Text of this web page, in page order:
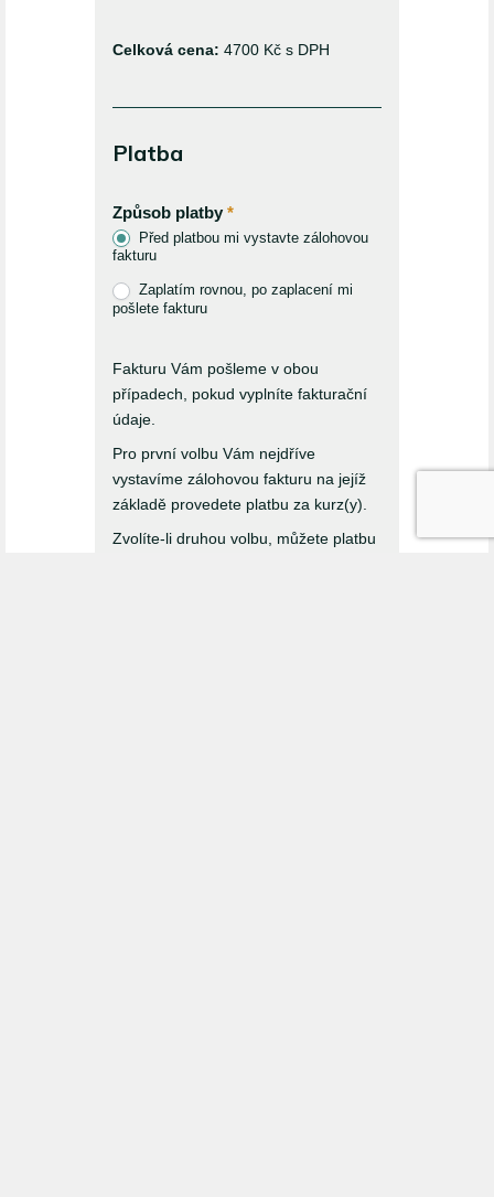
Celková cena:4700 Kč s DPH
Platba
Způsob platby*
Před platbou mi vystavte zálohovou
fakturu
Zaplatím rovnou, po zaplacení mi
pošlete fakturu
Fakturu Vám pošleme v obou
případech, pokud vyplníte fakturační
údaje.
Pro první volbu Vám nejdříve
vystavíme zálohovou fakturu na jejíž
základě provedete platbu za kurz(y).
Zvolíte-li druhou volbu, můžete platbu